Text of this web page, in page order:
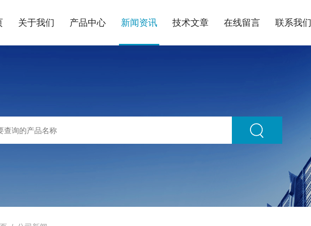
关于我们 产品中心 新闻资讯 技术文章 在线留言 联系我们